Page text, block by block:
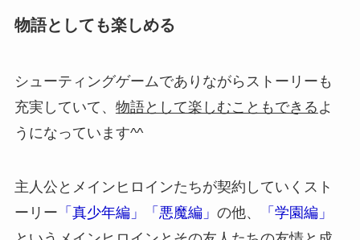
物語としても楽しめる
シューティングゲームでありながらストーリーも
充実していて、 物語として楽しむこともできる よ
うになっています^^
主人公とメインヒロインたちが契約していくスト
ーリー 「真少年編」「悪魔編」 の他、
「学園編」